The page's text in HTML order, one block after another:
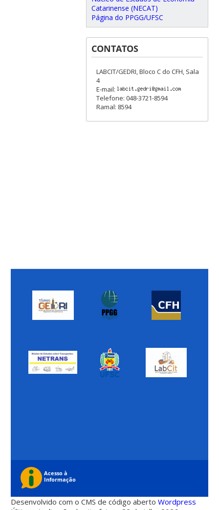
Catarinense (NECAT)
Página do PPGG/UFSC
CONTATOS
LABCIT/GEDRI, Bloco C do CFH, Sala
4
E-mail:
Telefone: 048-3721-8594
Ramal: 8594
Desenvolvido com o CMS de código abertoWordpress